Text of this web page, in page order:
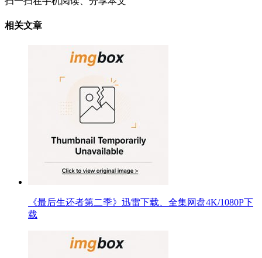
相关文章
《最后生还者第二季》迅雷下载、全集网盘4K/1080P下
载